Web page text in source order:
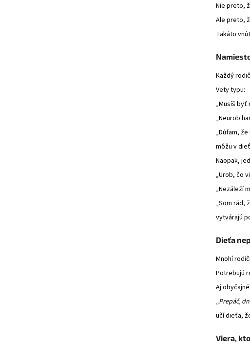
Nie preto,
Ale preto,
Takáto
Každý
Vety typu:
„Musíš byť
„Neurob
„Dúfam,
môžu v
Naopak,
„Urob, čo
„Nezáleží
„Som rád,
vytvárajú
Dieťa
Mnohí
Potrebujú
Aj obyčajné:
„Prepáč,
učí dieťa,
Viera,